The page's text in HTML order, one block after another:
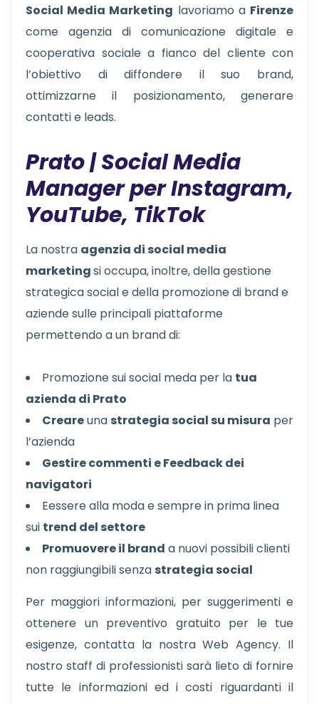
Social Media Marketing lavoriamo a Firenze
come agenzia di comunicazione digitale e
cooperativa sociale a fianco del cliente con
l’obiettivo di diffondere il suo brand,
ottimizzarne il posizionamento, generare
contatti e leads.
Prato | Social Media
Manager per Instagram,
YouTube, TikTok
La nostra agenzia di social media
marketingsi occupa, inoltre, della gestione
strategica social e della promozione di brand e
aziende sulle principali piattaforme
permettendo a un brand di:
Promozione sui social meda per la tua
azienda di Prato
Creareuna strategia social su misura per
l’azienda
Gestire commenti e Feedback dei
navigatori
Eessere alla moda e sempre in prima linea
sui trend del settore
Promuovere il brand a nuovi possibili clienti
non raggiungibili senza strategia social
Per maggiori informazioni, per suggerimenti e
ottenere un preventivo gratuito per le tue
esigenze, contatta la nostra Web Agency. Il
nostro staff di professionisti sarà lieto di fornire
tutte le informazioni ed i costi riguardanti il